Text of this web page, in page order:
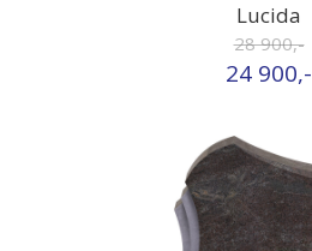
Lucida
28 900,-
24 900,-